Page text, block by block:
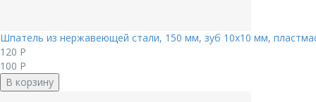
Шпатель из нержавеющей стали, 150 мм, зуб 10х10 мм,
120 Р
100 Р
В корзину